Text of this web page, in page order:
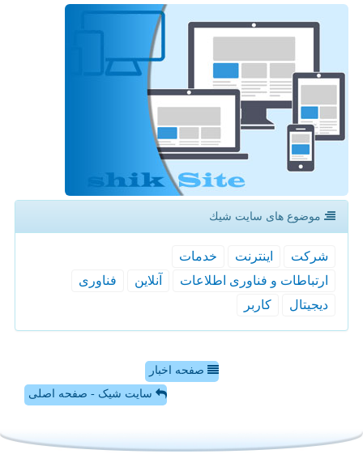
موضوع های سایت شیك
شركت اینترنت
خدمات
ارتباطات و فناوری اطلاعات
آنلاین
فناوری
دیجیتال
كاربر
صفحه اخبار
سایت شیک - صفحه اصلی